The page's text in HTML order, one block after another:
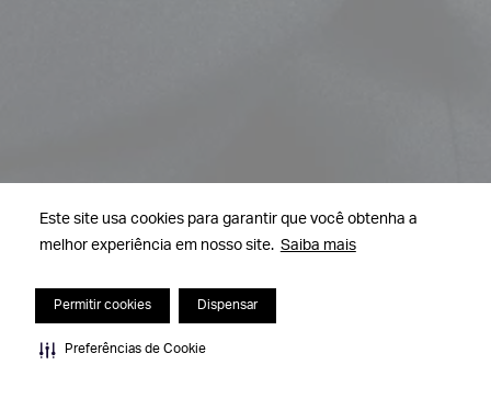
Este site usa cookies para garantir que você obtenha a
melhor experiência em nosso site. Saiba mais
Permitir cookies Dispensar
Preferências de Cookie